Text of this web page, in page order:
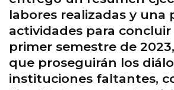
labores realizadas y una
actividades para
primer semestre de
que proseguirán los
instituciones faltantes,